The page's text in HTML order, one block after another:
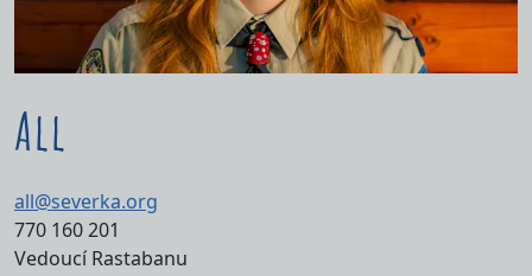
All
all@severka.org
770 160 201
Vedoucí Rastabanu